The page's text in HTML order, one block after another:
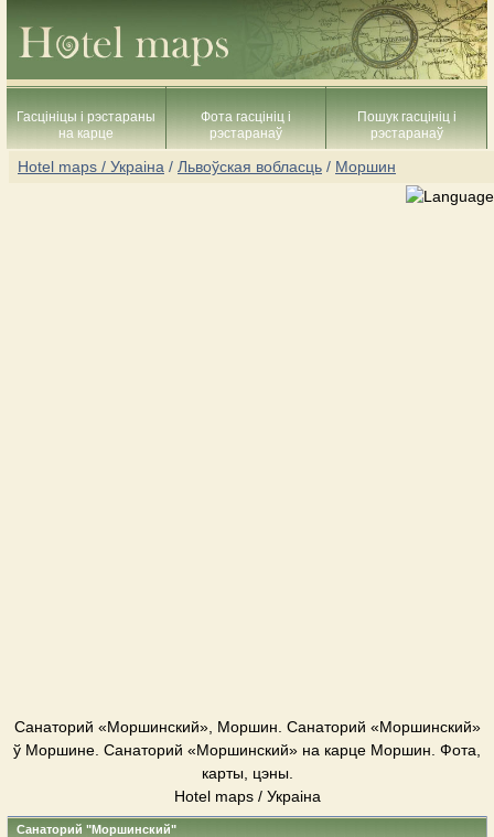
Гасцініцы і рэстараны
на карце
Фота гасцініц і
рэстаранаў
Пошук гасцініц і
рэстаранаў
Hotel maps / Украіна / Львоўская вобласць / Моршин
Cанаторий «Моршинский», Моршин. Cанаторий «Моршинский»
ў Моршине. Cанаторий «Моршинский» на карце Моршин. Фота,
карты, цэны.
Hotel maps / Украіна
Cанаторий "Моршинский"